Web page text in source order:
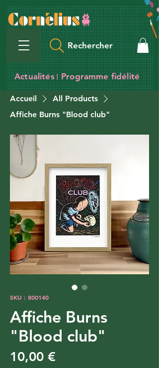
Rechercher
Programme fidélité
Actualités I
Accueil
All Products
Affiche Burns "Blood club"
SKU : 800140
Affiche Burns
"Blood club"
10,00 €